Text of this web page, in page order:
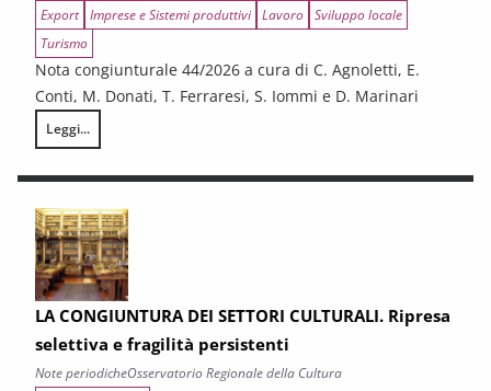
Export Imprese e Sistemi produttivi Lavoro Sviluppo locale
Turismo
Nota congiunturale 44/2026 a cura di C. Agnoletti, E.
Conti, M. Donati, T. Ferraresi, S. Iommi e D. Marinari
Leggi...
LA CONGIUNTURA NELLE PROVINCE TOSCANE
LA CONGIUNTURA DEI SETTORI CULTURALI. Ripresa
selettiva e fragilità persistenti
Note periodicheOsservatorio Regionale della Cultura